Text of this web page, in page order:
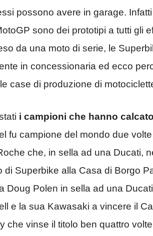
possono avere in garage.
sono dei prototipi a tutti gli
da una moto di serie, le
in concessionaria ed ecco
case di produzione di
i campioni che hanno
fu campione del mondo due
che, in sella ad una Ducati,
di Superbike alla Casa di Borgo
Doug Polen in sella ad una
e la sua Kawasaki a vincere il
che vinse il titolo ben quattro